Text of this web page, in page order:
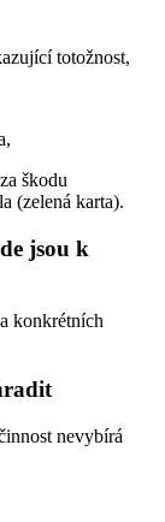
totožnost,
škodu
(zelená karta).
jsou k
konkrétních
nevybírá